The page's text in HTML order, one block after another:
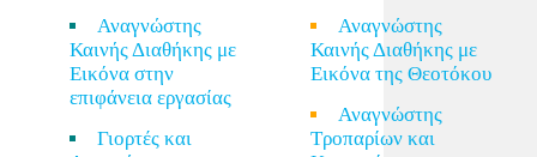
Αναγνώστης
Καινής Διαθήκης με
Εικόνα στην
επιφάνεια εργασίας
Γιορτές και
Αναγνώστης
Καινής Διαθήκης με
Εικόνα της Θεοτόκου
Αναγνώστης
Τροπαρίων και